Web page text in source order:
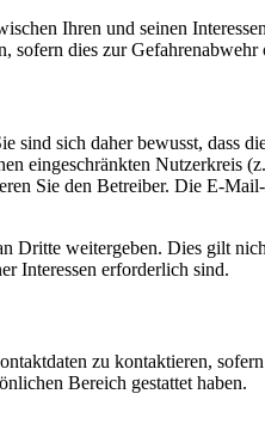
Ihren und seinen
dies zur
sind sich daher bewusst,
eingeschränkten Nutzerkreis
Sie den Betreiber. Die E-
weitergeben. Dies gilt
Interessen erforderlich sind.
zu kontaktieren,
Bereich gestattet haben.